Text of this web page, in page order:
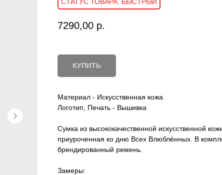
7290,00 р.
КУПИТЬ
Материал - Искусственная кожа
Логотип, Печать - Вышивка
Cумка из высококачественной искусственной
приуроченная ко дню Всех Влюблённых. В
брендированный ремень.
Замеры: